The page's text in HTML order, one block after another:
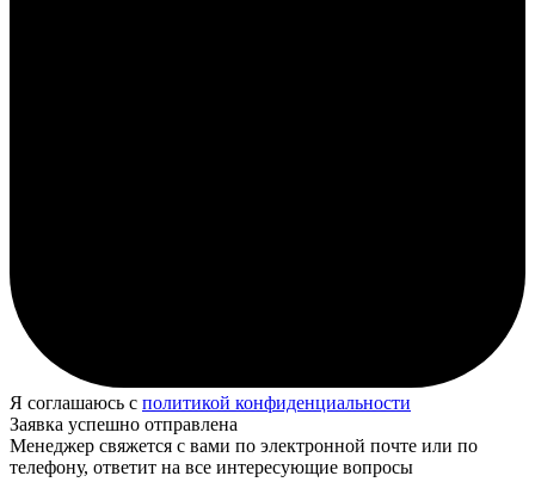
Я соглашаюсь с политикой конфиденциальности
Заявка успешно отправлена
Менеджер свяжется с вами по электронной почте или по
телефону, ответит на все интересующие вопросы